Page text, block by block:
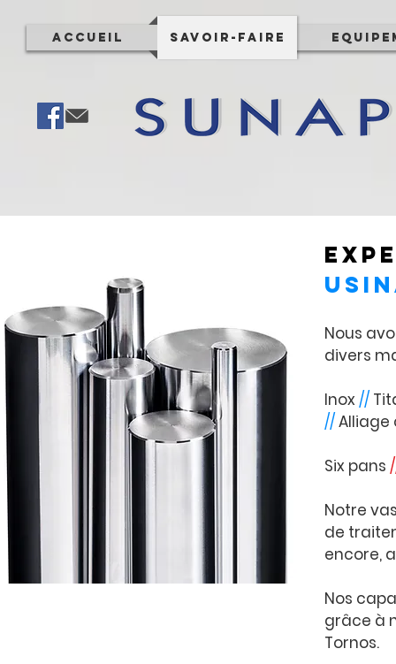
Accueil Savoir-Faire
Nous
divers
Inox //
//
Six pans
Notre
de
encore,
Nos
grâce à
Tornos.